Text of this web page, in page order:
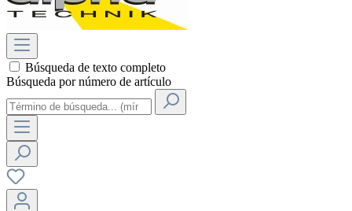
Búsqueda de texto completo
Búsqueda por número de artículo